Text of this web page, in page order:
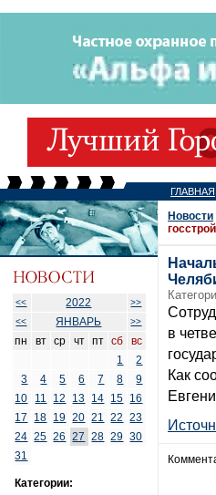
ГЛАВНАЯ
<< 2022
>>
<<
ЯНВАРЬ >>
пн вт ср чт пт сб
вс
1
2
3
4 5 6 7 8
9
10
11 12 13 14 15 16
17
18 19 20 21 22
23
24 25 26 27 28 29 30
31
Категории:
Новости
в
Как